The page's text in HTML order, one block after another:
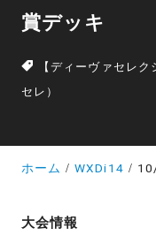
賞デッキ
【ディーヴァセレク
セレ）
ホーム WXDi14 10/
大会情報